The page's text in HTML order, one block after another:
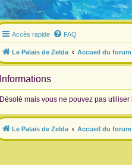
Accès rapide FAQ
Le Palais de Zelda Accueil du forum
Informations
Désolé mais vous ne pouvez pas
Le Palais de Zelda Accueil du forum